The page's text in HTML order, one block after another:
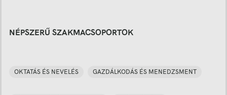
NÉPSZERŰ SZAKMACSOPORTOK
OKTATÁS ÉS NEVELÉS GAZDÁLKODÁS ÉS MENEDZSMENT